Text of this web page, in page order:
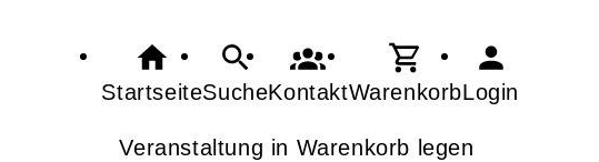
StartseiteSucheKontaktWarenkorbLogin
Veranstaltung in Warenkorb legen